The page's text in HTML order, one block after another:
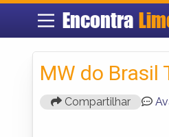
Encontra
MW do Brasil
Compartilhar